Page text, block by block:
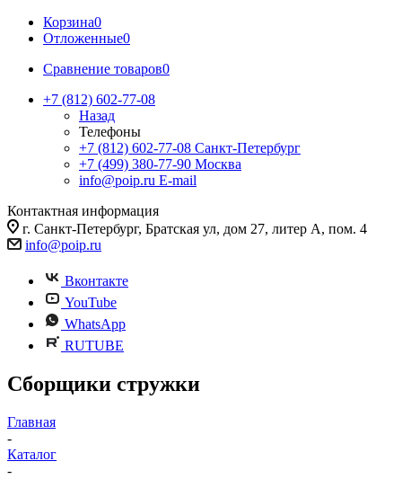
Корзина0
Отложенные0
Сравнение товаров0
+7 (812) 602-77-08
Назад
Телефоны
+7 (812) 602-77-08 Санкт-Петербург
+7 (499) 380-77-90 Москва
info@poip.ru E-mail
Контактная информация
г. Санкт-Петербург, Братская ул, дом 27, литер А, пом. 4
info@poip.ru
Вконтакте
YouTube
WhatsApp
RUTUBE
Сборщики стружки
Главная
-
Каталог
-